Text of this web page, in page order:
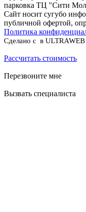
парковка ТЦ "Сити
Сайт носит сугубо
публичной офертой,
Политика
Сделано с в ULTRAWEB
Рассчитать стоимость
Перезвоните мне
Вызвать специалиста